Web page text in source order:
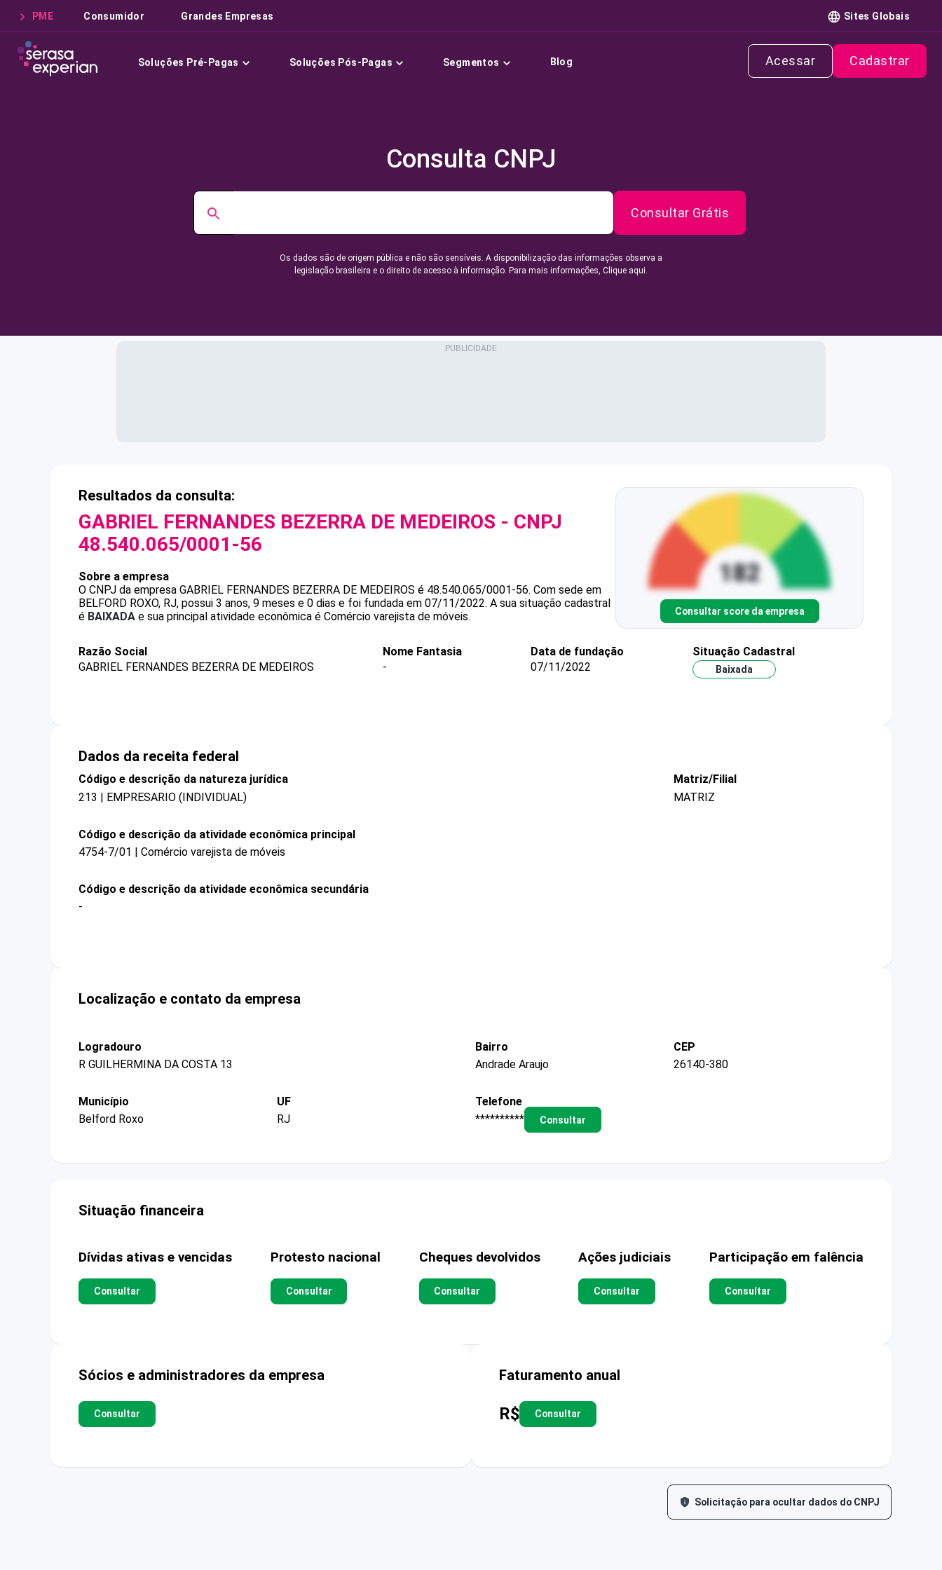
PME Consumidor Grandes Empresas Sites Globais
Soluções Pré-Pagas Soluções Pós-Pagas Segmentos Blog Acessar Cadastrar
Consulta CNPJ
Consultar Grátis
Os dados são de origem pública e não são sensíveis. A disponibilização das informações observa a
legislação brasileira e o direito de acesso à informação. Para mais informações, Clique aqui.
Resultados da consulta:
GABRIEL FERNANDES BEZERRA DE MEDEIROS - CNPJ
48.540.065/0001-56
Sobre a empresa
O CNPJ da empresa GABRIEL FERNANDES BEZERRA DE MEDEIROS é 48.540.065/0001-56. Com sede em
BELFORD ROXO, RJ, possui 3 anos, 9 meses e 0 dias e foi fundada em 07/11/2022. A sua situação cadastral
é BAIXADA e sua principal atividade econômica é Comércio varejista de móveis. Consultar score da empresa
Razão Social
GABRIEL FERNANDES BEZERRA DE MEDEIROS
Nome Fantasia
-
Data de fundação
07/11/2022
Situação Cadastral
Baixada
Dados da receita federal
Código e descrição da natureza jurídica
213 | EMPRESARIO (INDIVIDUAL)
Matriz/Filial
MATRIZ
Código e descrição da atividade econômica principal
4754-7/01 | Comércio varejista de móveis
Código e descrição da atividade econômica secundária
-
Localização e contato da empresa
Logradouro
R GUILHERMINA DA COSTA 13
Bairro
Andrade Araujo
CEP
26140-380
Município
Belford Roxo
UF
RJ
Telefone
**********
Consultar
Situação financeira
Dívidas ativas e vencidas
Consultar
Protesto nacional
Consultar
Cheques devolvidos
Consultar
Ações judiciais
Consultar
Participação em falência
Consultar
Sócios e administradores da empresa
Consultar
Faturamento anual
R$ Consultar
Solicitação para ocultar dados do CNPJ